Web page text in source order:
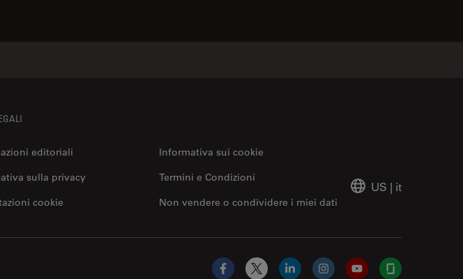
editoriali
Informativa sui cookie
sulla privacy
Non vendere o condividere i miei dati
Termini e Condizioni
cookie
US | it
Facebook
X LinkedInInstagramYouTubeGlassdoor